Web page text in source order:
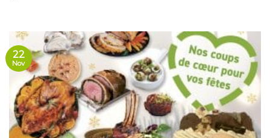
22
Nov